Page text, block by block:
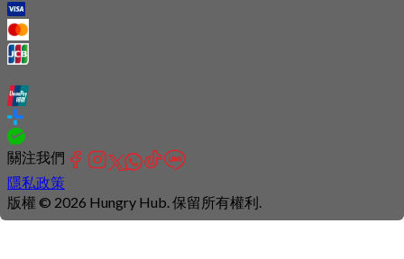
關注我們
隱私政策
版權 © 2026 Hungry Hub. 保留所有權利.
Connection